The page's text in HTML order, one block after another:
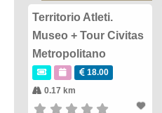
Territorio Atleti.
Museo + Tour Civitas
Metropolitano
18.00
0.17 km